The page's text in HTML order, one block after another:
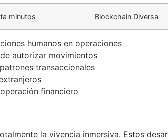
minutos Blockchain Diversa
humanos en operaciones
autorizar movimientos
transaccionales
financiero
la vivencia inmersiva. Estos